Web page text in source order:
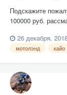
Подскажите
100000 руб.
лесистой
26 декабря,
мотолэнд кайо